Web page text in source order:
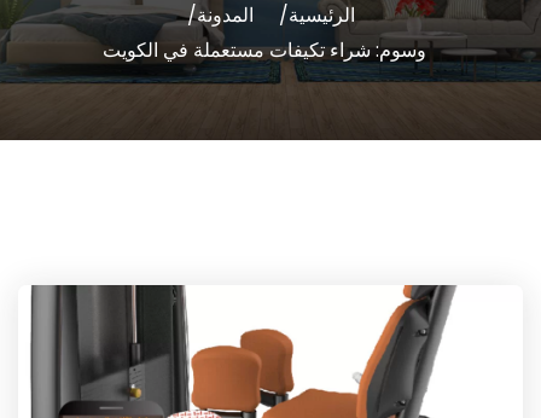
الرئيسية
المدونة
وسوم: شراء تكيفات مستعملة في الكويت